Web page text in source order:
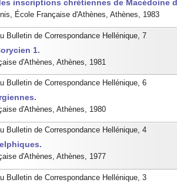
inscriptions chrétiennes de Macédoine
, École Française d'Athènes, Athènes, 1983
Bulletin de Correspondance Hellénique, 7
1.
d'Athènes, Athènes 1981
Bulletin de Correspondance Hellénique, 6
d'Athènes, Athènes 1980
Bulletin de Correspondance Hellénique, 4
d'Athènes, Athènes, 1977
Bulletin de Correspondance Hellénique, 3